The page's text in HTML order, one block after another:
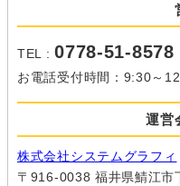
TEL :0778-51-8578
お電話受付時間：9:30～
運営
株式会社システムグラフィ
〒916-0038 福井県鯖江市